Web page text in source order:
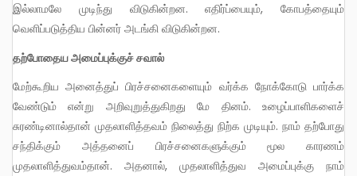
இல்லாமலே முடிந்து விடுகின்றன. எதிர்ப்பையும், கோபத்தையும்
வெளிப்படுத்திய பின்னர் அடங்கி விடுகின்றன.
தற்போதைய அமைப்புக்குச் சவால்
மேற்கூறிய அனைத்துப் பிரச்சனைகளையும் வர்க்க நோக்கோடு பார்க்க
வேண்டும் என்று அறிவுறுத்துகிறது மே தினம். உழைப்பாளிகளைச்
சுரண்டினால்தான் முதலாளித்தவம் நிலைத்து நிற்க முடியும். நாம் தற்போது
சந்திக்கும் அத்தனைப் பிரச்சனைகளுக்கும் மூல காரணம்
முதலாளித்துவம்தான். அதனால், முதலாளித்துவ அமைப்புக்கு நாம்